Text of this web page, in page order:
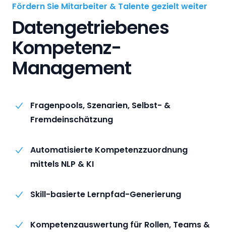
Fördern Sie Mitarbeiter & Talente gezielt weiter
Datengetriebenes
Kompetenz-
Management
Fragenpools, Szenarien, Selbst- &
Fremdeinschätzung
Automatisierte Kompetenzzuordnung
mittels NLP & KI
Skill-basierte Lernpfad-Generierung
Kompetenzauswertung für Rollen, Teams &